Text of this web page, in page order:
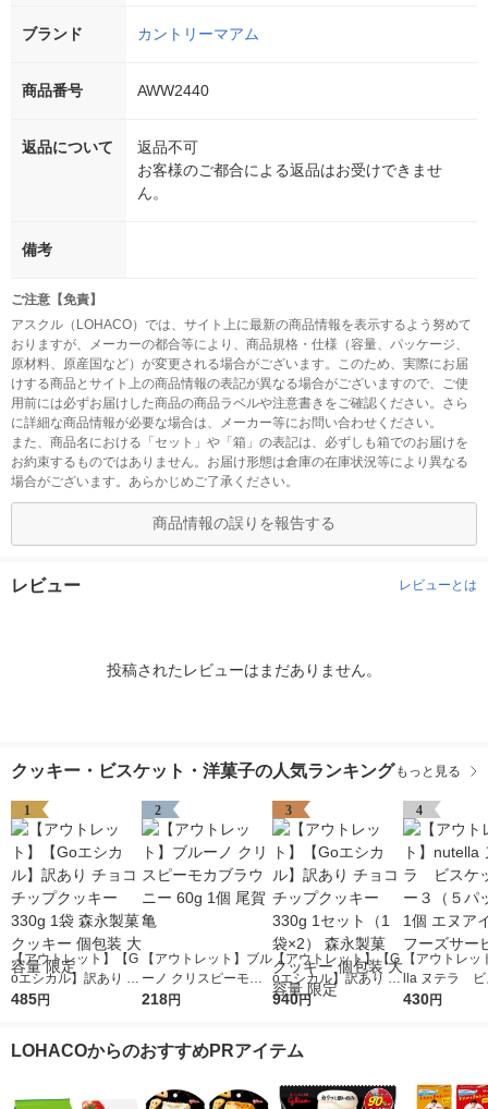
ブランド カントリーマアム
商品番号 AWW2440
返品について
返品不可
お客様のご都合による返品はお受けできませ
ん。
備考
ご注意【免責】
アスクル（LOHACO）では、サイト上に最新の商品情報を表示するよう努めて
おりますが、メーカーの都合等により、商品規格・仕様（容量、パッケージ、
原材料、原産国など）が変更される場合がございます。このため、実際にお届
けする商品とサイト上の商品情報の表記が異なる場合がございますので、ご使
用前には必ずお届けした商品の商品ラベルや注意書きをご確認ください。さら
に詳細な商品情報が必要な場合は、メーカー等にお問い合わせください。
また、商品名における「セット」や「箱」の表記は、必ずしも箱でのお届けを
お約束するものではありません。お届け形態は倉庫の在庫状況等により異なる
場合がございます。あらかじめご了承ください。
商品情報の誤りを報告する
レビュー レビューとは
投稿されたレビューはまだありません。
クッキー・ビスケット・洋菓子の人気ランキング もっと見る
1
【アウトレット】【G
oエシカル】訳あり チ
ョコチップクッキー 3
限定
485円
2
【アウトレット】ブル
ーノ クリスピーモカ
ブラウニー 60g 1個
218円
3
【アウトレット】【G
oエシカル】訳あり チ
ョコチップクッキー 3
ー 個包装 大容量 限定
940円
4
【アウトレ
lla ヌテラ ビ
トＴー３（５
430円
LOHACOからのおすすめPRアイテム